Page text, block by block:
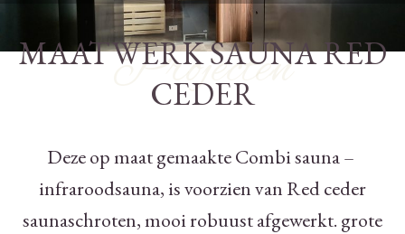
Projecten
MAATWERK SAUNA RED
CEDER
Deze op maat gemaakte Combi sauna –
infraroodsauna, is voorzien van Red ceder
saunaschroten, mooi robuust afgewerkt. grote